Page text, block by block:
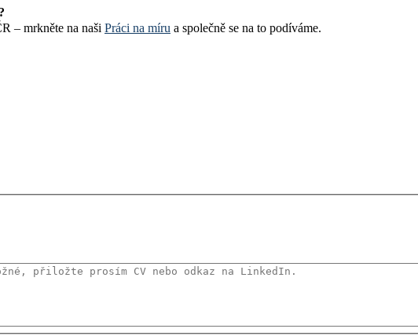
– mrkněte na naši Práci na míru a společně se na to podíváme.